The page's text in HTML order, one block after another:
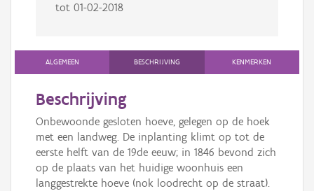
tot 01-02-2018
ALGEMEEN BESCHRIJVING KENMERKEN
Beschrijving
Onbewoonde gesloten hoeve, gelegen op de hoek
met een landweg. De inplanting klimt op tot de
eerste helft van de 19de eeuw; in 1846 bevond zich
op de plaats van het huidige woonhuis een
langgestrekte hoeve (nok loodrecht op de straat).